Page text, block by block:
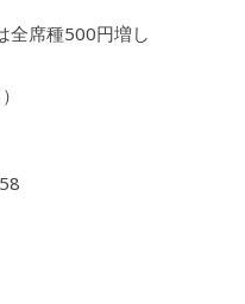
席種500円増し